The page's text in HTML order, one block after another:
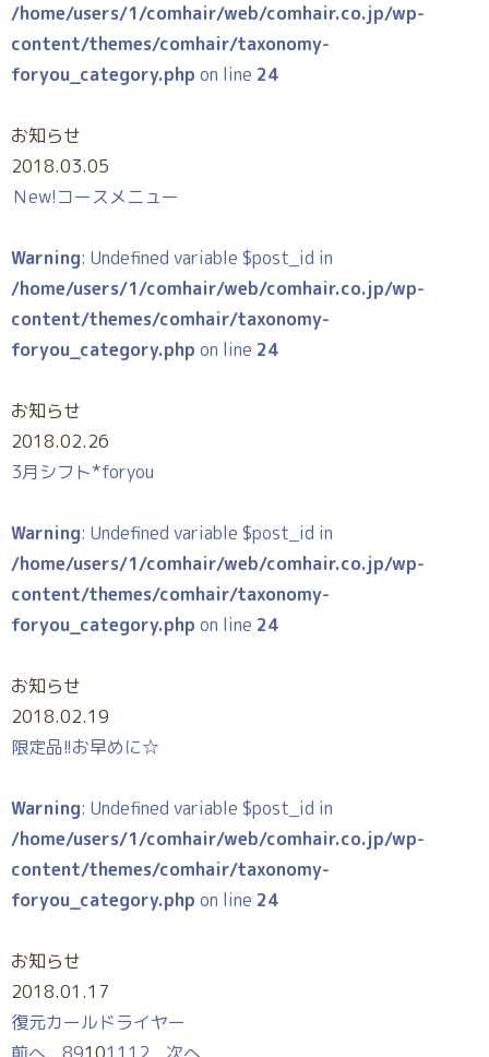
/home/users/1/comhair/web/comhair.co.jp/wp-
content/themes/comhair/taxonomy-
foryou_category.php on line 24
お知らせ
2018.03.05
Ｎew!コースメニュー
Warning: Undefined variable $post_id in
/home/users/1/comhair/web/comhair.co.jp/wp-
content/themes/comhair/taxonomy-
foryou_category.php on line 24
お知らせ
2018.02.26
3月シフト*foryou
Warning: Undefined variable $post_id in
/home/users/1/comhair/web/comhair.co.jp/wp-
content/themes/comhair/taxonomy-
foryou_category.php on line 24
お知らせ
2018.02.19
限定品!!お早めに☆
Warning: Undefined variable $post_id in
/home/users/1/comhair/web/comhair.co.jp/wp-
content/themes/comhair/taxonomy-
foryou_category.php on line 24
お知らせ
2018.01.17
復元カールドライヤー